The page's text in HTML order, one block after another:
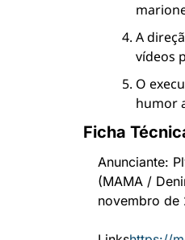
A
vídeos
O
humor
Ficha
Anunciante:
(MAMA /
novembro de